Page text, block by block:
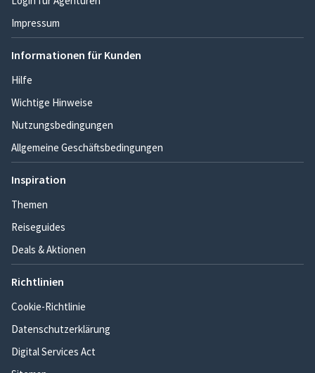
Impressum
Informationen für Kunden
Hilfe
Wichtige Hinweise
Nutzungsbedingungen
Allgemeine Geschäftsbedingungen
Inspiration
Themen
Reiseguides
Deals & Aktionen
Richtlinien
Cookie-Richtlinie
Datenschutzerklärung
Digital Services Act